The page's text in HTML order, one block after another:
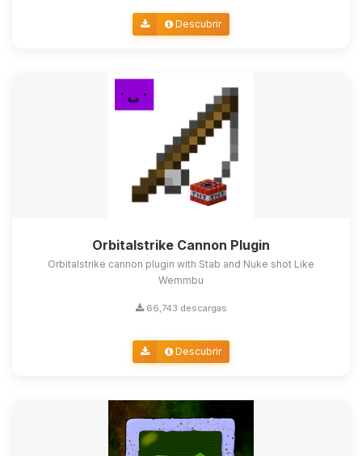
Descubrir
Orbitalstrike Cannon Plugin
Orbitalstrike cannon plugin with Stab and Nuke shot Like
Wemmbu
66,743 descargas
Descubrir